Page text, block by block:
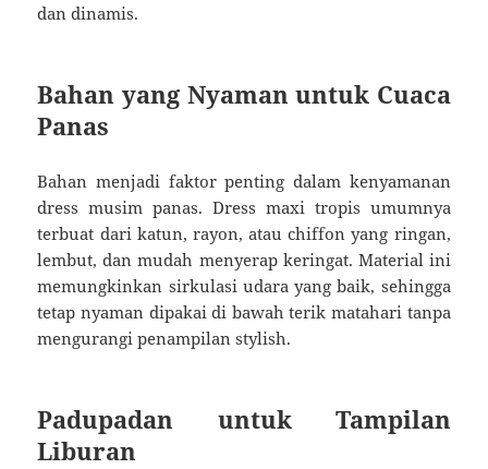
dan dinamis.
Bahan yang Nyaman untuk Cuaca
Panas
Bahan menjadi faktor penting dalam kenyamanan
dress musim panas. Dress maxi tropis umumnya
terbuat dari katun, rayon, atau chiffon yang ringan,
lembut, dan mudah menyerap keringat. Material ini
memungkinkan sirkulasi udara yang baik, sehingga
tetap nyaman dipakai di bawah terik matahari tanpa
mengurangi penampilan stylish.
Padupadan untuk Tampilan
Liburan